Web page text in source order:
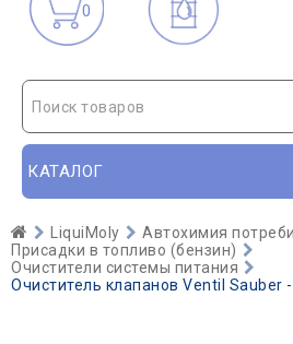
0
Поиск товаров
КАТАЛОГ
LiquiMoly
Автохимия
Присадки в топливо (бензин)
Очистители системы питания
Очиститель клапанов Ventil Sauber